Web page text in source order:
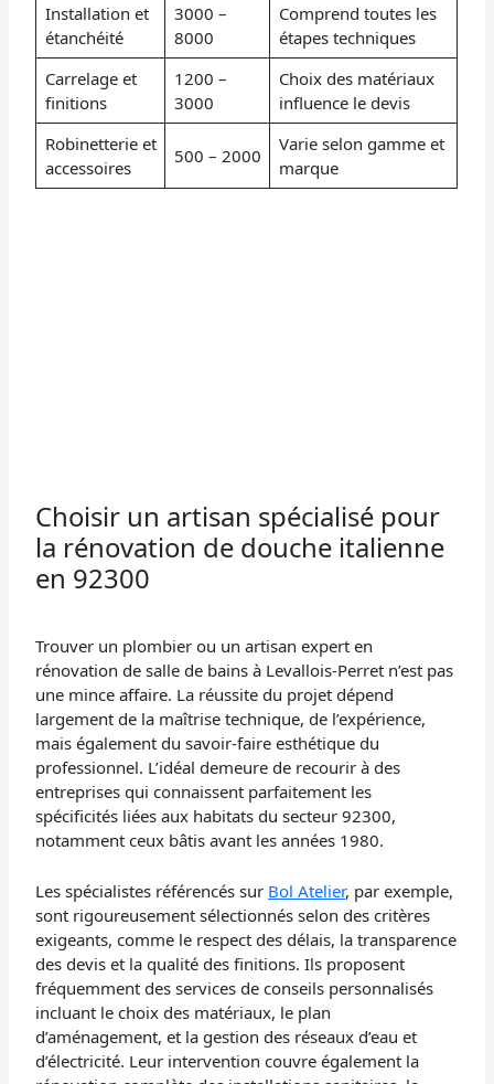
Installation et
étanchéité
3000 –
8000
Comprend toutes les
étapes techniques
Carrelage et
finitions
1200 –
3000
Choix des matériaux
influence le devis
Robinetterie et
accessoires
500 – 2000
Varie selon gamme et
marque
Choisir un artisan spécialisé pour
la rénovation de douche italienne
en 92300
Trouver un plombier ou un artisan expert en
rénovation de salle de bains à Levallois-Perret n’est pas
une mince affaire. La réussite du projet dépend
largement de la maîtrise technique, de l’expérience,
mais également du savoir-faire esthétique du
professionnel. L’idéal demeure de recourir à des
entreprises qui connaissent parfaitement les
spécificités liées aux habitats du secteur 92300,
notamment ceux bâtis avant les années 1980.
Les spécialistes référencés sur Bol Atelier, par exemple,
sont rigoureusement sélectionnés selon des critères
exigeants, comme le respect des délais, la transparence
des devis et la qualité des finitions. Ils proposent
fréquemment des services de conseils personnalisés
incluant le choix des matériaux, le plan
d’aménagement, et la gestion des réseaux d’eau et
d’électricité. Leur intervention couvre également la